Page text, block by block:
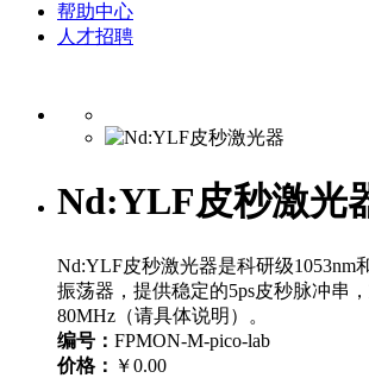
帮助中心
人才招聘
Nd:YLF皮秒激光
Nd:YLF皮秒激光器是科研级1053nm
振荡器，提供稳定的5ps皮秒脉冲串
80MHz（请具体说明）。
编号： FPMON-M-pico-lab
价格： ￥0.00